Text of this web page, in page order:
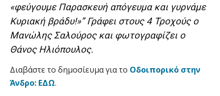
«φεύγουμε Παρασκευή απόγευμα και γυρνάμε
Κυριακή βράδυ!»” Γράφει στους 4 Τροχούς ο
Μανώλης Σαλούρος και φωτογραφίζει ο
Θάνος Ηλιόπουλος.
Διαβάστε το δημοσίευμα για το Οδοιπορικό στην
Άνδρο: ΕΔΩ.